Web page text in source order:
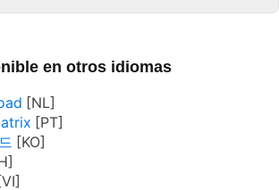
en otros idiomas